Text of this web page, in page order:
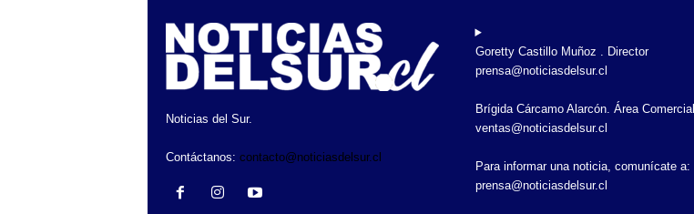
Noticias del Sur.
Contáctanos: contacto@noticiasdelsur.cl
Goretty Castillo Muñoz . Director
prensa@noticiasdelsur.cl
Brígida Cárcamo Alarcón. Área Comercial
ventas@noticiasdelsur.cl
Para informar una noticia, comunícate a:
prensa@noticiasdelsur.cl